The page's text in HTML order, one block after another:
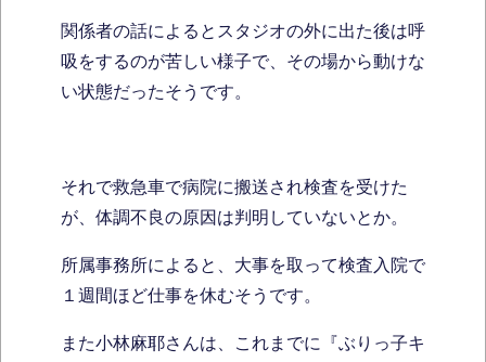
関係者の話によるとスタジオの外に出た後は呼
吸をするのが苦しい様子で、その場から動けな
い状態だったそうです。
それで救急車で病院に搬送され検査を受けた
が、体調不良の原因は判明していないとか。
所属事務所によると、大事を取って検査入院で
１週間ほど仕事を休むそうです。
また小林麻耶さんは、これまでに『ぶりっ子キ